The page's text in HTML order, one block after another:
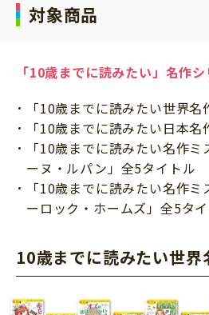
対象商品
「10歳までに読みたい」名作
「10歳までに読みたい世界
「10歳までに読みたい日本
「10歳までに読みたい名作
ーヌ・ルパン」全5タイトル
「10歳までに読みたい名作
ーロック・ホームズ」全5タ
10歳までに読みたい世界